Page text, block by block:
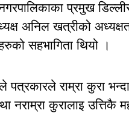
प्रमुख
अनिल खत्रीको
सहभागिता थियो ।
पत्रकारले राम्रा कुरा
नराम्रा कुरालाइ